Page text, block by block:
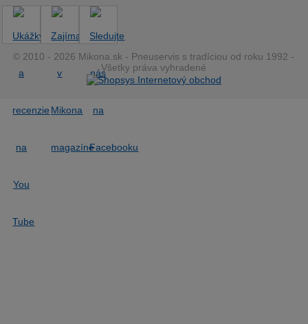
© 2010 - 2026 Mikona.sk - Pneuservis s tradíciou od roku 1992 -
Všetky práva vyhradené